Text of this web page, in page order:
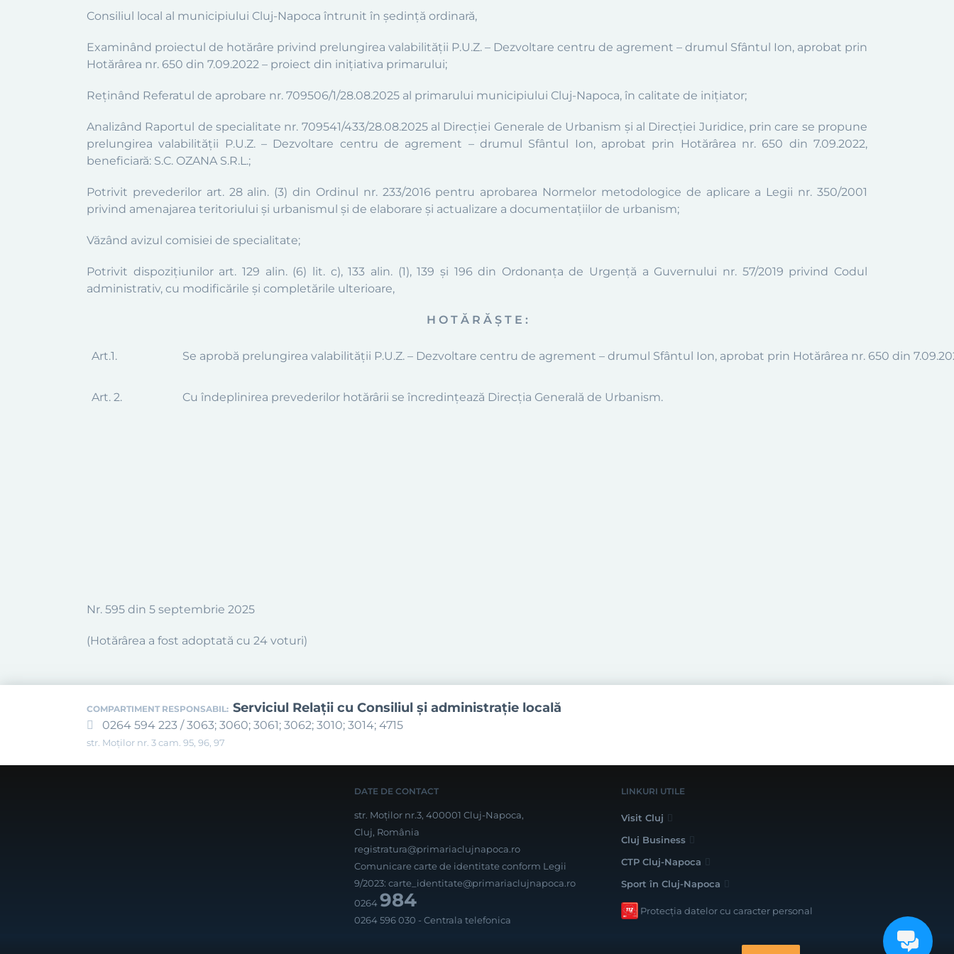
Consiliul local al municipiului Cluj-Napoca întrunit în şedinţă ordinară,
Examinând proiectul de hotărâre privind prelungirea valabilității P.U.Z. – Dezvoltare centru de agrement – drumul Sfântul Ion, aprobat prin
Hotărârea nr. 650 din 7.09.2022 – proiect din iniţiativa primarului;
Reținând Referatul de aprobare nr. 709506/1/28.08.2025 al primarului municipiului Cluj-Napoca, în calitate de inițiator;
Analizând Raportul de specialitate nr. 709541/433/28.08.2025al Direcţiei Generale de Urbanism și al Direcției Juridice, prin care se propune
prelungirea valabilității P.U.Z. – Dezvoltare centru de agrement – drumul Sfântul Ion, aprobat prin Hotărârea nr. 650 din 7.09.2022,
beneficiară: S.C. OZANA S.R.L.;
Potrivit prevederilor art. 28 alin. (3) din Ordinul nr. 233/2016 pentru aprobarea Normelor metodologice de aplicare a Legii nr. 350/2001
privind amenajarea teritoriului și urbanismul și de elaborare și actualizare a documentațiilor de urbanism;
Văzând avizul comisiei de specialitate;
Potrivit dispoziţiunilor art. 129 alin. (6) lit. c),133 alin. (1), 139 și 196 din Ordonanța de Urgență a Guvernului nr. 57/2019 privind Codul
administrativ, cu modificările și completările ulterioare,
H O T Ă R Ă Ş T E :
Art.1. Se aprobă prelungirea valabilității P.U.Z. – Dezvoltare centru de agrement – drumul Sfântul Ion, aprobat prin Hotărârea nr. 650 din
Art. 2. Cu îndeplinirea prevederilor hotărârii se încredinţează Direcţia Generală de Urbanism.
Nr. 595 din 5 septembrie 2025
(Hotărârea a fost adoptată cu 24 voturi)
COMPARTIMENT RESPONSABIL: Serviciul Relaţii cu Consiliul şi administraţie locală
0264 594 223 / 3063; 3060; 3061; 3062; 3010; 3014; 4715
str. Moților nr. 3 cam. 95, 96, 97
DATE DE CONTACT
str. Moților nr.3, 400001 Cluj-Napoca,
Cluj, România
registratura@primariaclujnapoca.ro
Comunicare carte de identitate conform Legii
9/2023: carte_identitate@primariaclujnapoca.ro
0264984
0264 596 030 - Centrala telefonica
LINKURI UTILE
Visit Cluj
Cluj Business
CTP Cluj-Napoca
Sport în Cluj-Napoca
Protecția datelor cu caracter personal